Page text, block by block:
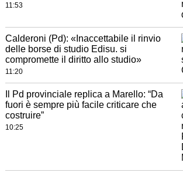
11:53
Calderoni (Pd): «Inaccettabile il rinvio
delle borse di studio Edisu. si
compromette il diritto allo studio»
11:20
Il Pd provinciale replica a Marello: “Da
fuori è sempre più facile criticare che
costruire”
10:25